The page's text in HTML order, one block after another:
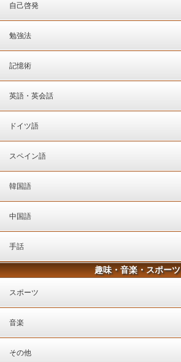
自己啓発
勉強法
記憶術
英語・英会話
ドイツ語
スペイン語
韓国語
中国語
手話
趣味・音楽・スポーツ
スポーツ
音楽
その他